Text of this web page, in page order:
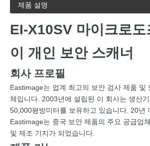
제품 설명
EI-X10SV 마이크로도
이 개인 보안 스캐너
회사 프로필
Eastimage는 업계 최고의 보안 검사 제품 및
체입니다. 2003년에 설립된 이 회사는 생산
50,000평방미터를 보유하고 있습니다. 20년
Eastimage는 중국 보안 제품의 주요 공급업
및 제조 기지가 되었습니다.